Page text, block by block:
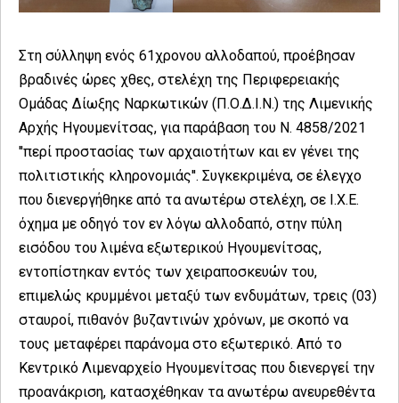
Στη σύλληψη ενός 61χρονου αλλοδαπού, προέβησαν
βραδινές ώρες χθες, στελέχη της Περιφερειακής
Ομάδας Δίωξης Ναρκωτικών (Π.Ο.Δ.Ι.Ν.) της Λιμενικής
Αρχής Ηγουμενίτσας, για παράβαση του Ν. 4858/2021
''περί προστασίας των αρχαιοτήτων και εν γένει της
πολιτιστικής κληρονομιάς''. Συγκεκριμένα, σε έλεγχο
που διενεργήθηκε από τα ανωτέρω στελέχη, σε Ι.Χ.Ε.
όχημα με οδηγό τον εν λόγω αλλοδαπό, στην πύλη
εισόδου του λιμένα εξωτερικού Ηγουμενίτσας,
εντοπίστηκαν εντός των χειραποσκευών του,
επιμελώς κρυμμένοι μεταξύ των ενδυμάτων, τρεις (03)
σταυροί, πιθανόν βυζαντινών χρόνων, με σκοπό να
τους μεταφέρει παράνομα στο εξωτερικό. Από το
Κεντρικό Λιμεναρχείο Ηγουμενίτσας που διενεργεί την
προανάκριση, κατασχέθηκαν τα ανωτέρω ανευρεθέντα